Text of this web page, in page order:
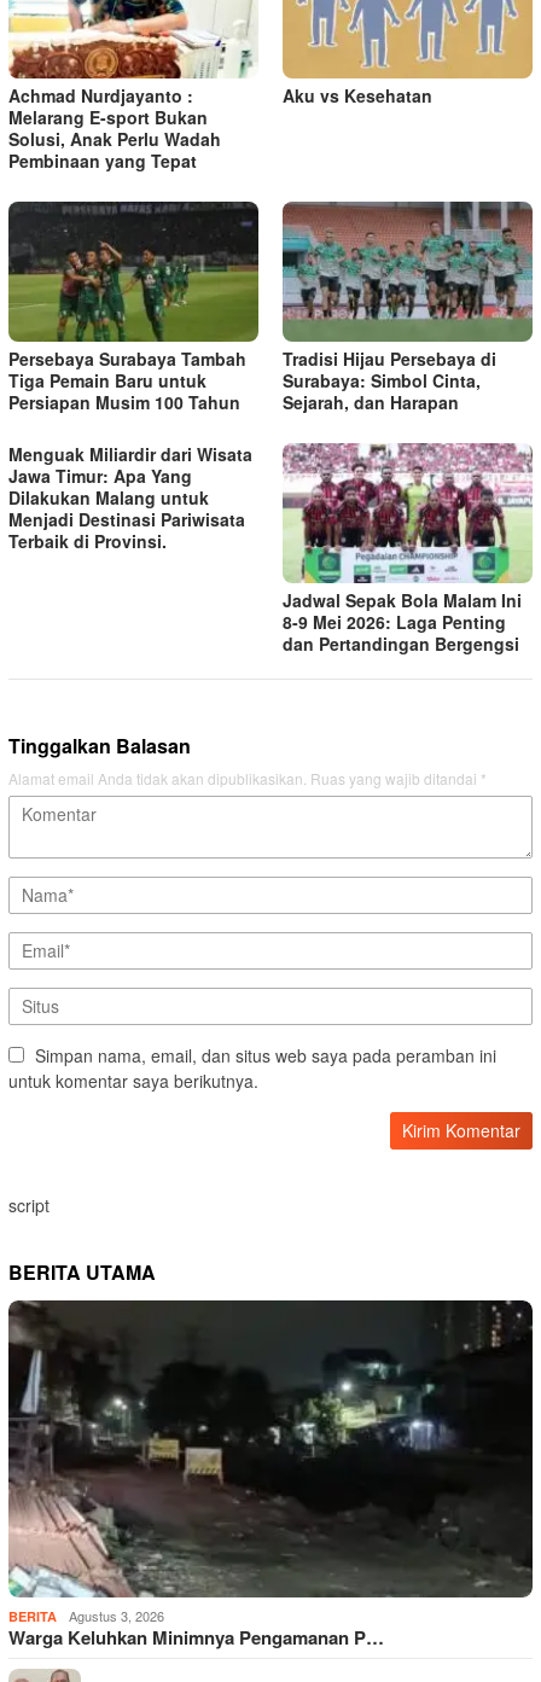
o
s
Achmad Nurdjayanto :
Melarang E-sport Bukan
Solusi, Anak Perlu Wadah
Pembinaan yang Tepat
Aku vs Kesehatan
Persebaya Surabaya Tambah
Tiga Pemain Baru untuk
Persiapan Musim 100 Tahun
Tradisi Hijau Persebaya di
Surabaya: Simbol Cinta,
Sejarah, dan Harapan
Menguak Miliardir dari Wisata
Jawa Timur: Apa Yang
Dilakukan Malang untuk
Menjadi Destinasi Pariwisata
Terbaik di Provinsi.
Jadwal Sepak Bola Malam Ini
8-9 Mei 2026: Laga Penting
dan Pertandingan Bergengsi
Tinggalkan Balasan
Alamat email Anda tidak akan dipublikasikan. Ruas yang wajib ditandai *
Simpan nama, email, dan situs web saya pada peramban ini
untuk komentar saya berikutnya.
script
BERITA UTAMA
BERITA Agustus 3, 2026
Warga Keluhkan Minimnya Pengamanan P…